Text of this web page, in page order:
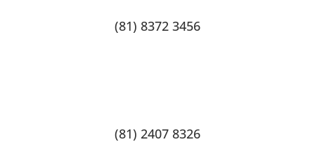
(81) 8372 3456
(81) 2407 8326